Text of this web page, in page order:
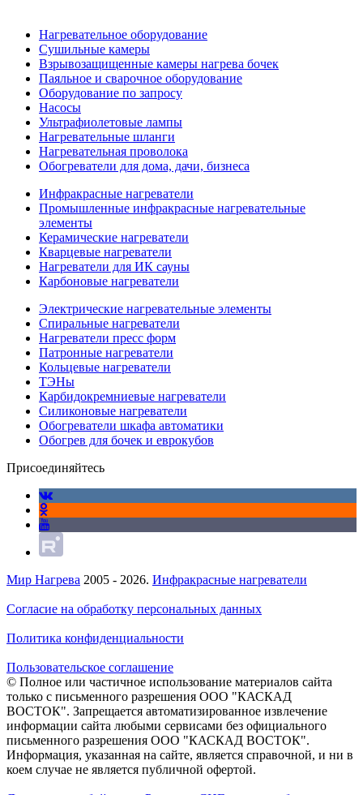
Нагревательное оборудование
Сушильные камеры
Взрывозащищенные камеры нагрева бочек
Паяльное и сварочное оборудование
Оборудование по запросу
Насосы
Ультрафиолетовые лампы
Нагревательные шланги
Нагревательная проволока
Обогреватели для дома, дачи, бизнеса
Инфракрасные нагреватели
Промышленные инфракрасные нагревательные
элементы
Керамические нагреватели
Кварцевые нагреватели
Нагреватели для ИК сауны
Карбоновые нагреватели
Электрические нагревательные элементы
Спиральные нагреватели
Нагреватели пресс форм
Патронные нагреватели
Кольцевые нагреватели
ТЭНы
Карбидокремниевые нагреватели
Силиконовые нагреватели
Обогреватели шкафа автоматики
Обогрев для бочек и еврокубов
Присоединяйтесь
Мир Нагрева 2005 - 2026. Инфракрасные нагреватели
Согласие на обработку персональных данных
Политика конфиденциальности
Пользовательское соглашение
© Полное или частичное использование материалов сайта
только с письменного разрешения ООО "КАСКАД
ВОСТОК". Запрещается автоматизированное извлечение
информации сайта любыми сервисами без официального
письменного разрешения ООО "КАСКАД ВОСТОК".
Информация, указанная на сайте, является справочной, и ни в
коем случае не является публичной офертой.